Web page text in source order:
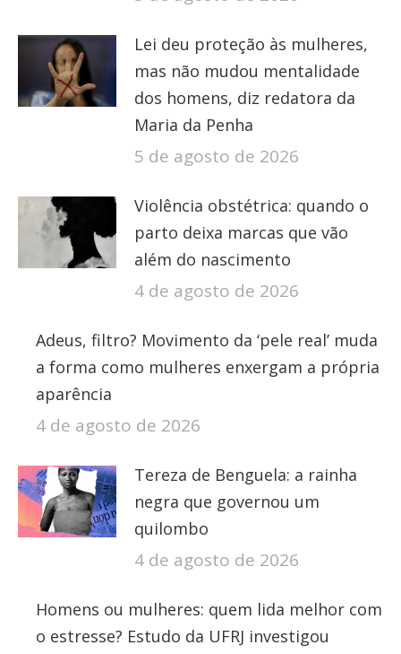
Lei deu proteção às mulheres,
mas não mudou mentalidade
dos homens, diz redatora da
Maria da Penha
5 de agosto de 2026
Violência obstétrica: quando o
parto deixa marcas que vão
além do nascimento
4 de agosto de 2026
Adeus, filtro? Movimento da ‘pele real’ muda
a forma como mulheres enxergam a própria
aparência
4 de agosto de 2026
Tereza de Benguela: a rainha
negra que governou um
quilombo
4 de agosto de 2026
Homens ou mulheres: quem lida melhor com
o estresse? Estudo da UFRJ investigou